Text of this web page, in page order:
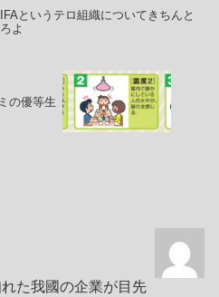
というテロ組織についてきちんと
よ
の優等生
た我國の企業が目先